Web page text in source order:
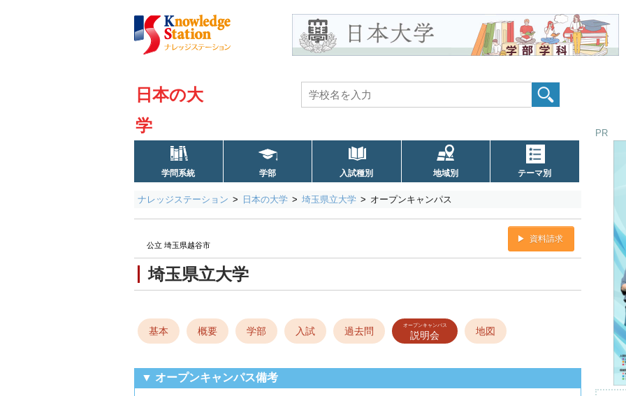
日本の大
学
学問系統 学部 入試種別 地域別 テーマ別
ナレッジステーション 日本の大学 埼玉県立大学 オープンキャンパス
埼玉県立大学
公立 埼玉県越谷市
資料請求
基本 概要 学部 入試 過去問
オープンキャンパス
説明会 地図
▼ オープンキャンパス備考
PR